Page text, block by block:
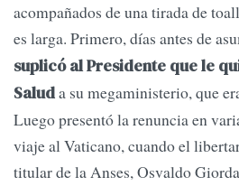
acompañados de una tirada de
es larga. Primero, días antes de
suplicó al Presidente que le
Saluda su megaministerio, que
Luego presentó la renuncia en
viaje al Vaticano, cuando el
titular de la Anses, Osvaldo